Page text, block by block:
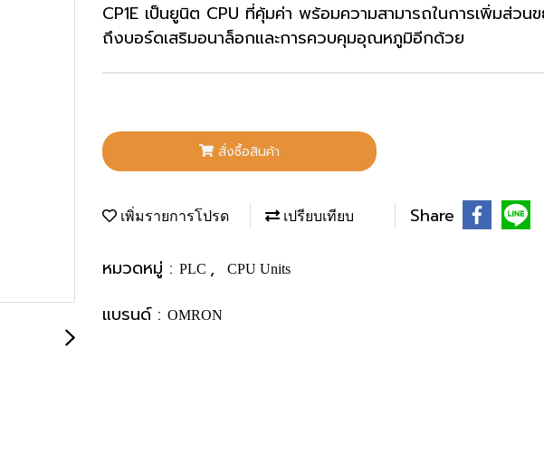
CP1E เป็นยูนิต CPU ที่คุ้มค่า พร้อมความสามารถในการเพิ่มส่วน
ถึงบอร์ดเสริมอนาล็อกและการควบคุมอุณหภูมิอีกด้วย
สั่งซื้อสินค้า
เพิ่มรายการโปรด เปรียบเทียบ Share
หมวดหมู่ : PLC , CPU Units
แบรนด์ : OMRON